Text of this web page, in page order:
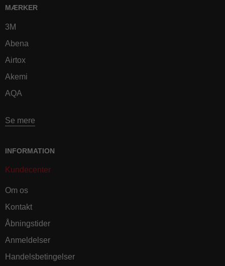
MÆRKER
3M
Abena
Airtox
Akemi
AQA
Se mere
INFORMATION
Kundecenter
Om os
Kontakt
Åbningstider
Anmeldelser
Handelsbetingelser